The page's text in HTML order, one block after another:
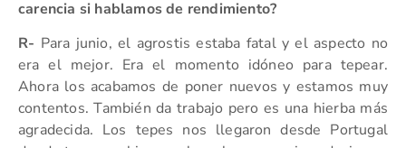
carencia si hablamos de rendimiento?
R- Para junio, el agrostis estaba fatal y el aspecto no
era el mejor. Era el momento idóneo para tepear.
Ahora los acabamos de poner nuevos y estamos muy
contentos. También da trabajo pero es una hierba más
agradecida. Los tepes nos llegaron desde Portugal